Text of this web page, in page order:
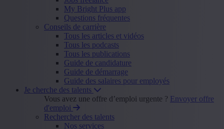
My Bright Plus app
Questions fréquentes
Conseils de carrière
Tous les articles et vidéos
Tous les podcasts
Tous les publications
Guide de candidature
Guide de démarrage
Guide des salaires pour employés
Je cherche des talents
Vous avez une offre d’emploi urgente ? Envoyer offre
d'emploi
Rechercher des talents
Nos services